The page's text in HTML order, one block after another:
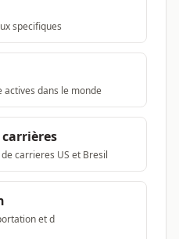
specifiques
actives dans le monde
carrières
carrieres US et Bresil
et d